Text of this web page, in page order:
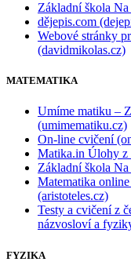
Základní škola
dějepis.com
Webové stránky
(davidmikolas.cz)
MATEMATIKA
Umíme matiku –
(umimematiku.cz)
On-line cvičení
Matika.in Úlohy z
Základní škola Na
Matematika
(aristoteles.cz)
Testy a cvičení z
názvosloví a
FYZIKA